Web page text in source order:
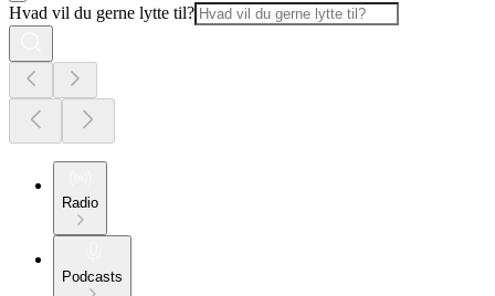
Hvad vil du gerne lytte til?
Radio
Podcasts